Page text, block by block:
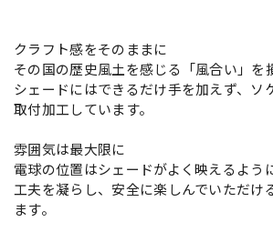
クラフト感をそのままに
その国の歴史風土を感じる「風合い」を
シェードにはできるだけ手を加えず、ソ
取付加工しています。
雰囲気は最大限に
電球の位置はシェードがよく映えるよう
工夫を凝らし、安全に楽しんでいただけ
ます。